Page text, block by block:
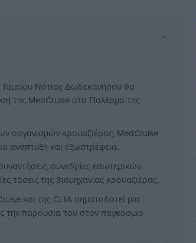
⌄
Νότιας Δωδεκανήσου θα
της MedCruise στο Παλέρμο της
οργανισμών κρουαζιέρας, MedCruise
ανάπτυξη και εξωστρέφεια.
συνεδρίες εσωτερικών
τάσεις της βιομηχανίας κρουαζιέρας.
και της CLIA σηματοδοτεί μια
την παρουσία του στον παγκόσμιο